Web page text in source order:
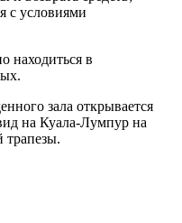
с условиями
находиться в
зала открывается
на Куала-Лумпур на
трапезы.